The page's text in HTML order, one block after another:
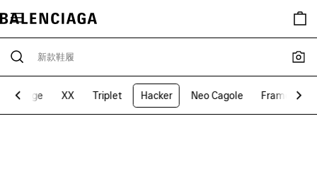
Edge XX Triplet Hacker Neo Cagole Frame